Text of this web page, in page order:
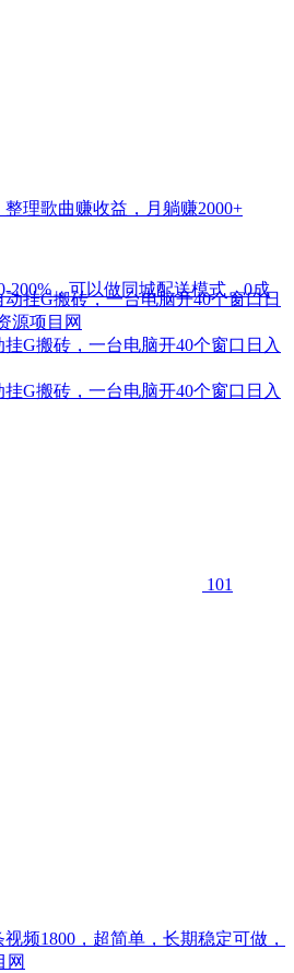
理歌曲赚收益，月躺赚2000+
200%，可以做同城配送模式，0成
G搬砖，一台电脑开40个窗口日入
G搬砖，一台电脑开40个窗口日入
101